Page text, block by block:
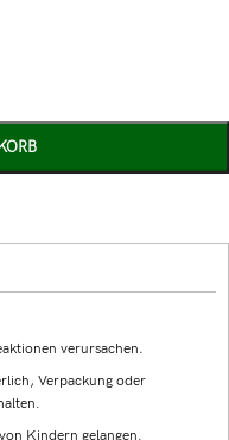
verursachen.
Verpackung oder
Kindern gelangen.